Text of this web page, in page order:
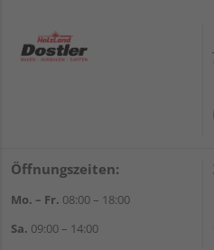
Öffnungszeiten:
Mo. – Fr. 08:00 – 18:00
Sa. 09:00 – 14:00